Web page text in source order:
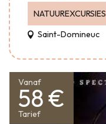
NATUUREXCURSIES
Saint-Domineuc
Vanaf
58 €
Tarief